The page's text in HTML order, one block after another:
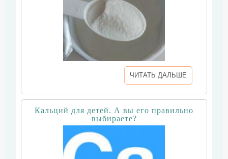
ЧИТАТЬ ДАЛЬШЕ
Кальций для детей. А вы его правильно
выбираете?